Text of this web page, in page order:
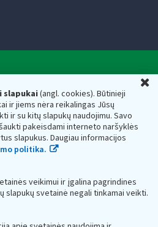
slapukai(angl. cookies). Būtinieji
ir jiems nėra reikalingas Jūsų
ir su kitų slapukų naudojimu. Savo
pakeisdami interneto naršyklės
slapukus. Daugiau informacijos
politika.
veikimui ir įgalina pagrindines
slapukų svetainė negali tinkamai veikti.
kodas — 188659752,
01107 Vilnius, Lietuva, el.paštas:
adresas 188659752
inspekciją prie Lietuvos
kaupiami ir saugomi Juridinių